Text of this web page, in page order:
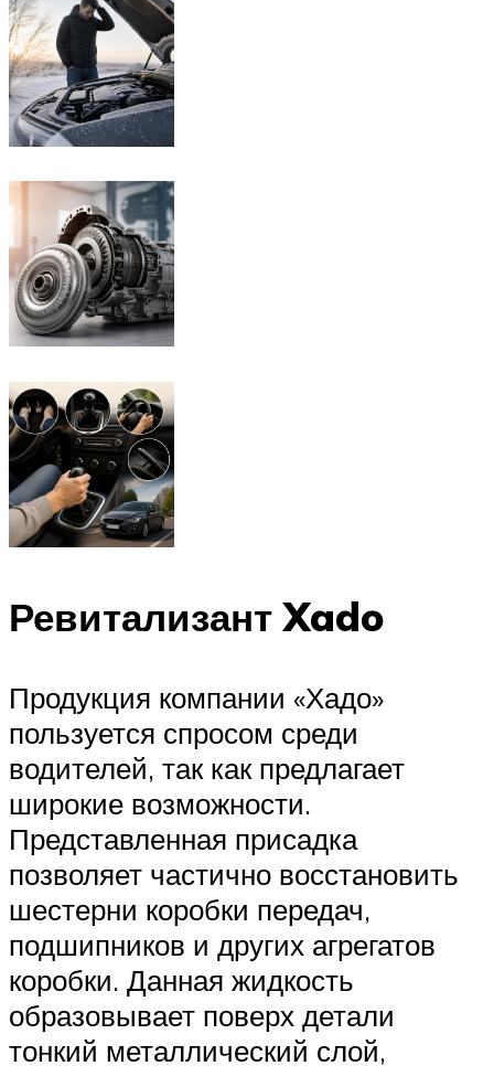
Ревитализант Xado
Продукция компании «Хадо»
пользуется спросом среди
водителей, так как предлагает
широкие возможности.
Представленная присадка
позволяет частично восстановить
шестерни коробки передач,
подшипников и других агрегатов
коробки. Данная жидкость
образовывает поверх детали
тонкий металлический слой,